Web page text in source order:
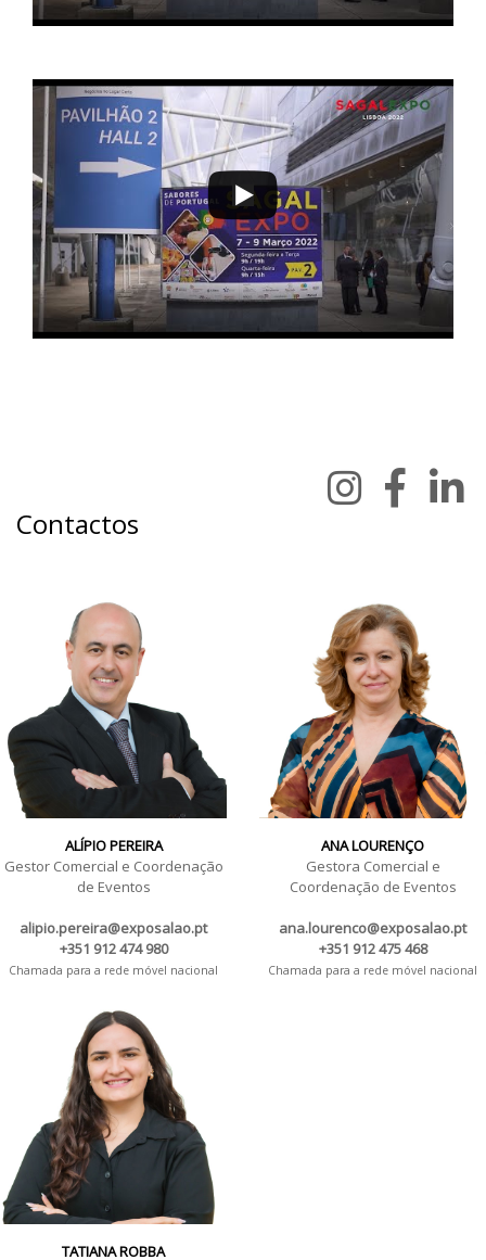
Contactos
ALÍPIO PEREIRA
Gestor Comercial e Coordenação
de Eventos
alipio.pereira@exposalao.pt
+351 912 474 980
Chamada para a rede móvel nacional
ANA LOURENÇO
Gestora Comercial e
Coordenação de Eventos
ana.lourenco@exposalao.pt
+351 912 475 468
Chamada para a rede móvel nacional
TATIANA ROBBA